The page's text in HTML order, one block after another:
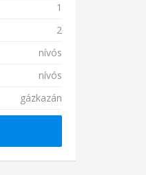
1
2
nívós
nívós
gázkazán